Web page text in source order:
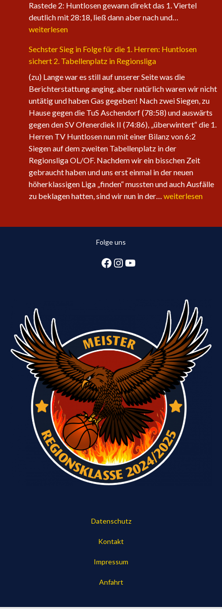
Rastede 2: Huntlosen gewann direkt das 1. Viertel
deutlich mit 28:18, ließ dann aber nach und…
der
Eagles
nehmen
wieder
an
Fahrt
auf
weiterlesen
Sechster Sieg in Folge für die 1. Herren: Huntlosen
sichert 2. Tabellenplatz in Regionsliga
(zu) Lange war es still auf unserer Seite was die
Berichterstattung anging, aber natürlich waren wir nicht
untätig und haben Gas gegeben! Nach zwei Siegen, zu
Hause gegen die TuS Aschendorf (78:58) und auswärts
gegen den SV Ofenerdiek II (74:86), „überwintert“ die 1.
Herren TV Huntlosen nun mit einer Bilanz von 6:2
Siegen auf dem zweiten Tabellenplatz in der
Regionsliga OL/OF. Nachdem wir ein bisschen Zeit
gebraucht haben und uns erst einmal in der neuen
höherklassigen Liga „finden“ mussten und auch Ausfälle
zu beklagen hatten, sind wir nun in der… Sechster
sichert
2.
Tabellenplatz
in
Regionsliga
weiterlesen
Folge uns
Facebook
Instagram
YouTube
Datenschutz
Kontakt
Impressum
Anfahrt